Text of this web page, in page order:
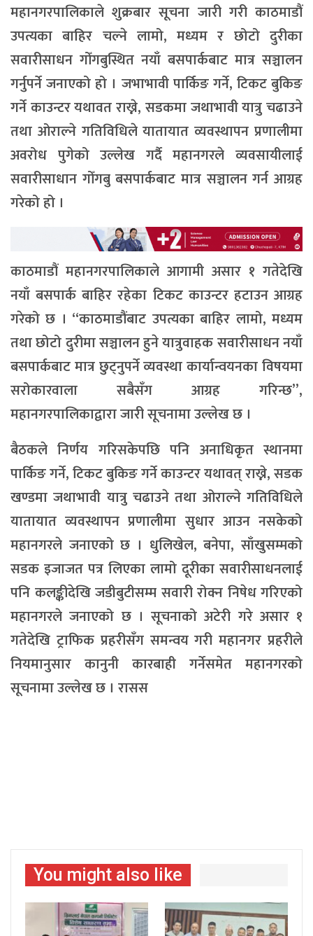
महानगरपालिकाले शुक्रबार सूचना जारी गरी काठमाडौं
उपत्यका बाहिर चल्ने लामो, मध्यम र छोटो दुरीका
सवारीसाधन गोँगबुस्थित नयाँ बसपार्कबाट मात्र सञ्चालन
गर्नुपर्ने जनाएको हो । जभाभावी पार्किङ गर्ने, टिकट बुकिङ
गर्ने काउन्टर यथावत राख्ने, सडकमा जथाभावी यात्रु चढाउने
तथा ओराल्ने गतिविधिले यातायात व्यवस्थापन प्रणालीमा
अवरोध पुगेको उल्लेख गर्दै महानगरले व्यवसायीलाई
सवारीसाधान गोँगबु बसपार्कबाट मात्र सञ्चालन गर्न आग्रह
गरेको हो ।
काठमाडौं महानगरपालिकाले आगामी असार १ गतेदेखि
नयाँ बसपार्क बाहिर रहेका टिकट काउन्टर हटाउन आग्रह
गरेको छ । “काठमाडौंबाट उपत्यका बाहिर लामो, मध्यम
तथा छोटो दुरीमा सञ्चालन हुने यात्रुवाहक सवारीसाधन नयाँ
बसपार्कबाट मात्र छुट्नुपर्ने व्यवस्था कार्यान्वयनका विषयमा
सरोकारवाला सबैसँग आग्रह गरिन्छ”,
महानगरपालिकाद्वारा जारी सूचनामा उल्लेख छ ।
बैठकले निर्णय गरिसकेपछि पनि अनाधिकृत स्थानमा
पार्किङ गर्ने, टिकट बुकिङ गर्ने काउन्टर यथावत् राख्ने, सडक
खण्डमा जथाभावी यात्रु चढाउने तथा ओराल्ने गतिविधिले
यातायात व्यवस्थापन प्रणालीमा सुधार आउन नसकेको
महानगरले जनाएको छ । धुलिखेल, बनेपा, साँखुसम्मको
सडक इजाजत पत्र लिएका लामो दूरीका सवारीसाधनलाई
पनि कलङ्कीदेखि जडीबुटीसम्म सवारी रोक्न निषेध गरिएको
महानगरले जनाएको छ । सूचनाको अटेरी गरे असार १
गतेदेखि ट्राफिक प्रहरीसँग समन्वय गरी महानगर प्रहरीले
नियमानुसार कानुनी कारबाही गर्नेसमेत महानगरको
सूचनामा उल्लेख छ । रासस
You might also like